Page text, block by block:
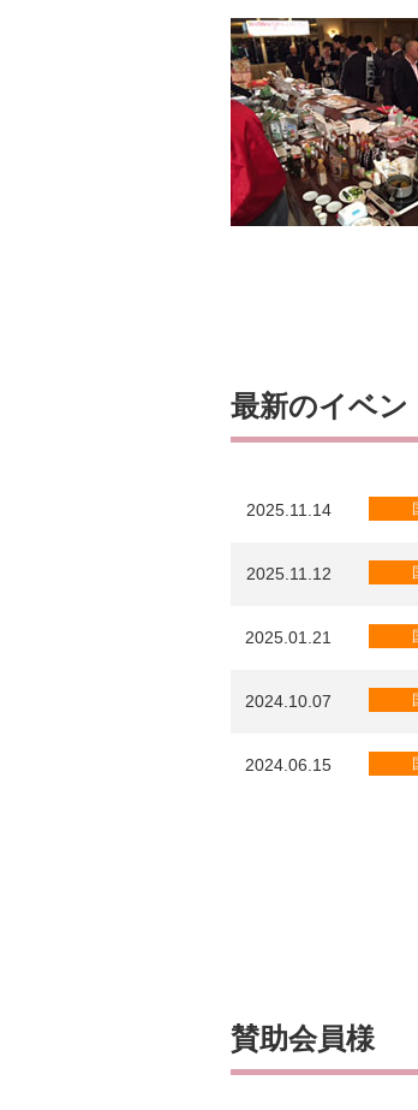
最新のイベン
2025.11.14
2025.11.12
2025.01.21
2024.10.07
2024.06.15
賛助会員様